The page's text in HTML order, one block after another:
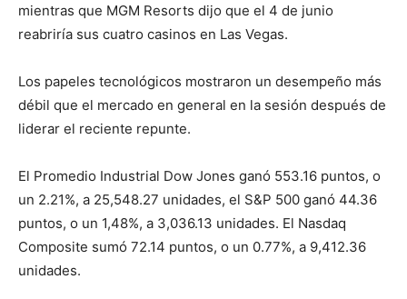
mientras que MGM Resorts dijo que el 4 de junio
reabriría sus cuatro casinos en Las Vegas.
Los papeles tecnológicos mostraron un desempeño más
débil que el mercado en general en la sesión después de
liderar el reciente repunte.
El Promedio Industrial Dow Jones ganó 553.16 puntos, o
un 2.21%, a 25,548.27 unidades, el S&P 500 ganó 44.36
puntos, o un 1,48%, a 3,036.13 unidades. El Nasdaq
Composite sumó 72.14 puntos, o un 0.77%, a 9,412.36
unidades.